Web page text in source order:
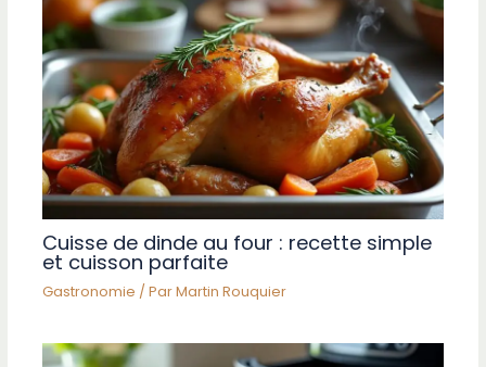
Cuisse de dinde au four : recette simple
et cuisson parfaite
Gastronomie / ParMartin Rouquier